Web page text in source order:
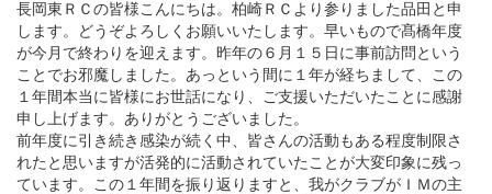
長岡東ＲＣの皆様こんにちは。柏崎ＲＣより参りました品田と申
します。どうぞよろしくお願いいたします。早いもので髙橋年度
が今月で終わりを迎えます。昨年の６月１５日に事前訪問という
ことでお邪魔しました。あっという間に１年が経ちまして、この
１年間本当に皆様にお世話になり、ご支援いただいたことに感謝
申し上げます。ありがとうございました。
前年度に引き続き感染が続く中、皆さんの活動もある程度制限さ
れたと思いますが活発的に活動されていたことが大変印象に残っ
ています。この１年間を振り返りますと、我がクラブがＩＭの主